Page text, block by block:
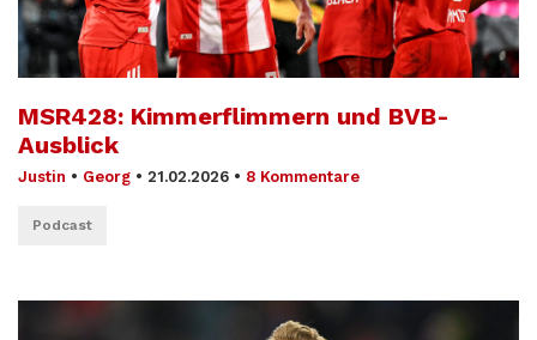
MSR428: Kimmerflimmern und BVB-
Ausblick
Justin • Georg • 21.02.2026 • 8 Kommentare
Podcast